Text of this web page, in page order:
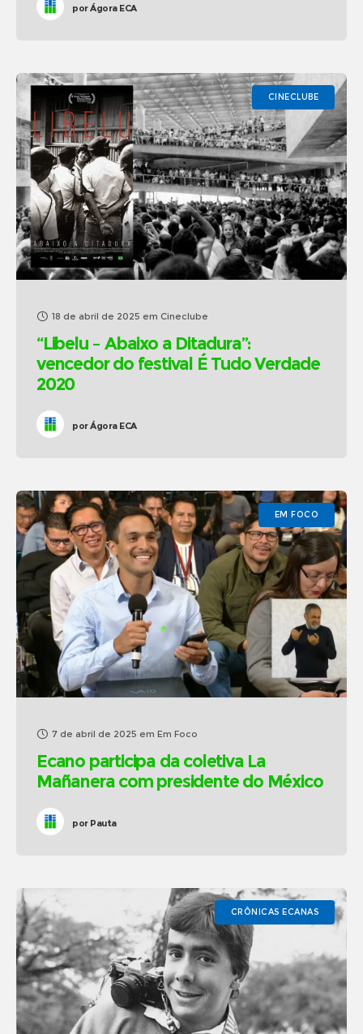
porÁgora ECA
CINECLUBE
18 de abril de 2025 em Cineclube
“Libelu – Abaixo a Ditadura”:
vencedor do festival É Tudo Verdade
2020
porÁgora ECA
EM FOCO
7 de abril de 2025 em Em Foco
Ecano participa da coletiva La
Mañanera com presidente do México
porPauta
CRÔNICAS ECANAS